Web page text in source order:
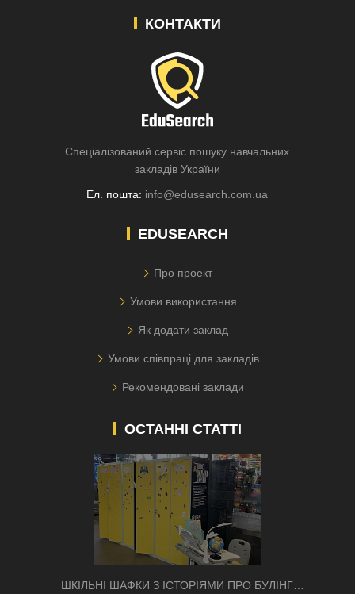
КОНТАКТИ
Спеціалізований сервіс пошуку навчальних
закладів України
Ел. пошта: info@edusearch.com.ua
EDUSEARCH
Про проект
Умови використання
Як додати заклад
Умови співпраці для закладів
Рекомендовані заклади
ОСТАННІ СТАТТІ
ШКІЛЬНІ ШАФКИ З ІСТОРІЯМИ ПРО БУЛІНГ